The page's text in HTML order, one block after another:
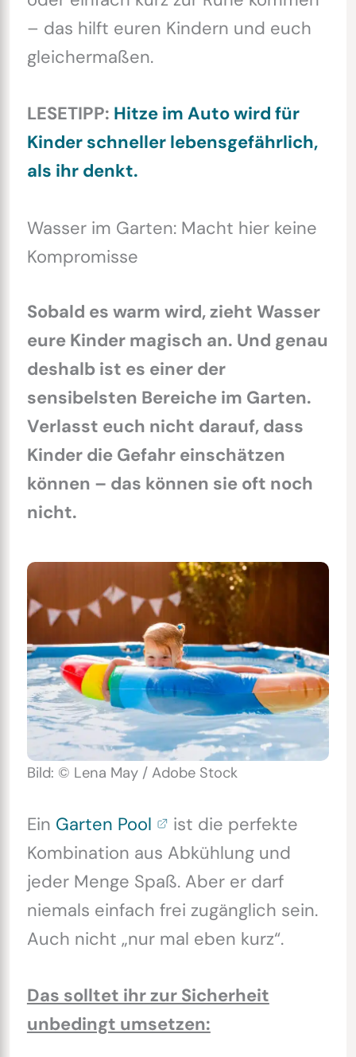
– das hilft euren Kindern und euch
gleichermaßen.
LESETIPP: Hitze im Auto wird für
Kinder schneller lebensgefährlich,
als ihr denkt.
Wasser im Garten: Macht hier keine
Kompromisse
Sobald es warm wird, zieht Wasser
eure Kinder magisch an. Und genau
deshalb ist es einer der
sensibelsten Bereiche im Garten.
Verlasst euch nicht darauf, dass
Kinder die Gefahr einschätzen
können – das können sie oft noch
nicht.
Bild: © Lena May / Adobe Stock
Ein Garten Pool
ist die perfekte
Kombination aus Abkühlung und
jeder Menge Spaß. Aber er darf
niemals einfach frei zugänglich sein.
Auch nicht „nur mal eben kurz“.
Das solltet ihr zur Sicherheit
unbedingt umsetzen: